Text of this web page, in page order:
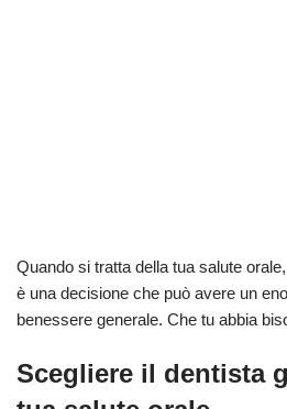
Quando si tratta della tua salute
è una decisione che può avere un
benessere generale. Che tu abbia
Scegliere il dentista